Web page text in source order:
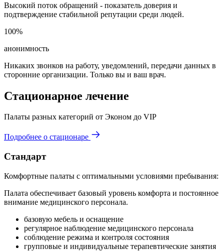
Высокий поток обращений - показатель доверия и
подтверждение стабильной репутации среди людей.
100%
анонимность
Никаких звонков на работу, уведомлений, передачи данных в
сторонние организации. Только вы и ваш врач.
Стационарное лечение
Палаты разных категорий от Эконом до VIP
Подробнее о стационаре
Стандарт
Комфортные палаты с оптимальными условиями пребывания:
Палата обеспечивает базовый уровень комфорта и постоянное
внимание медицинского персонала.
базовую мебель и оснащение
регулярное наблюдение медицинского персонала
соблюдение режима и контроля состояния
групповые и индивидуальные терапевтические занятия